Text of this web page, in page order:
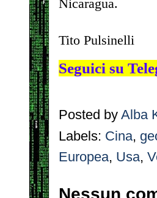
Nicaragua.
Tito Pulsinelli
Seguici su
Posted by Alba
Labels: Cina,
Europea, Usa,
Nessun